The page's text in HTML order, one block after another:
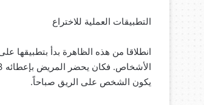
التطبيقات العملية للاختراع
انطلاقا من هذه الظاهرة بدأ بتطبيقها
يكون الشخص على الريق صباحاً.